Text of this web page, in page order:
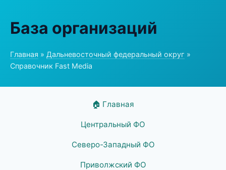
База организаций
Главная » Дальневосточный федеральный округ »
Справочник Fast Media
🏠 Главная
Центральный ФО
Северо-Западный ФО
Приволжский ФО